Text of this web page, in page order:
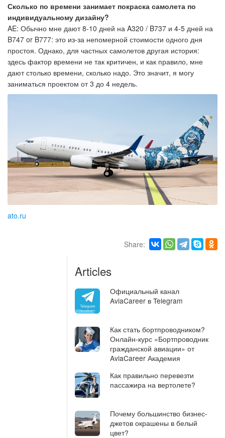
Сколько по времени занимает покраска самолета по
индивидуальному дизайну?
AE: Обычно мне дают 8-10 дней на A320 / B737 и 4-5 дней на
B747 or B777: это из-за непомерной стоимости одного дня
простоя. Однако, для частных самолетов другая история:
здесь фактор времени не так критичен, и как правило, мне
дают столько времени, сколько надо. Это значит, я могу
заниматься проектом от 3 до 4 недель.
ato.ru
Share:
Articles
Официальный канал
AviaCareer в Telegram
Как стать бортпроводником?
Онлайн-курс «Бортпроводник
гражданской авиации» от
AviaCareer Академия
Как правильно перевезти
пассажира на вертолете?
Почему большинство бизнес-
джетов окрашены в белый
цвет?